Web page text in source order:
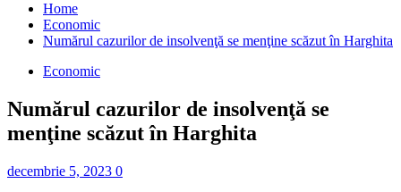
Home
Economic
Numărul cazurilor de insolvenţă se menţine scăzut în Harghita
Economic
Numărul cazurilor de insolvenţă se
menţine scăzut în Harghita
decembrie 5, 2023 0